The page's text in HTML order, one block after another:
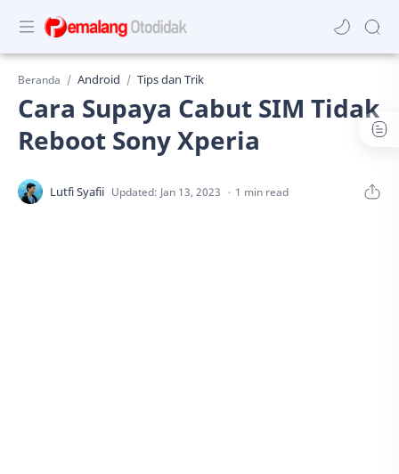
Beranda Android Tips dan Trik
Cara Supaya Cabut SIM Tidak
Reboot Sony Xperia
1 min read